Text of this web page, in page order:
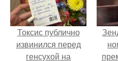
Токсис публично
извинился перед
генсухой на